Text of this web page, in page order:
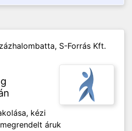
S-Forrás Kft.
kézi
áruk